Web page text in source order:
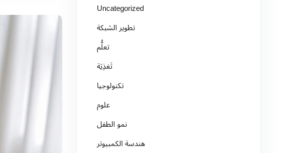
Uncategorized
تطوير الشبكة
تعلُّم
تَغذِيَة
تكنولوجيا
علوم
نمو الطفل
هندسة الكمبيوتر